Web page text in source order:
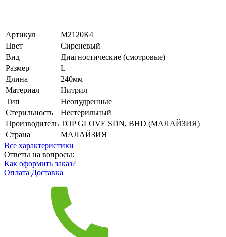
Артикул
М2120К4
Цвет
Сиреневый
Вид
Диагностические (смотровые)
Размер
L
Длина
240мм
Материал
Нитрил
Тип
Неопудренные
Стерильность
Нестерильный
Производитель TOP GLOVE SDN, BHD (МАЛАЙЗИЯ)
Страна
МАЛАЙЗИЯ
Все характеристики
Ответы на вопросы:
Как оформить заказ?
Оплата Доставка